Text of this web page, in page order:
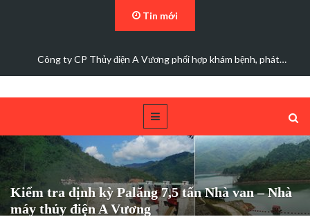
Tin mới
Đảng bộ Công ty Cổ phần Thủy điện A Vương sơ kết…
Kiểm tra định kỳ Palăng 7,5 tấn Nhà van – Nhà
máy thủy điện A Vương